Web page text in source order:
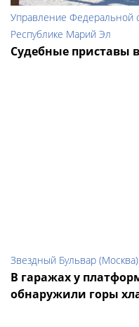
Управление Федеральной
Республике Марий Эл
Судебные приставы
Звездный Бульвар (Москва)
В гаражах у
обнаружили горы